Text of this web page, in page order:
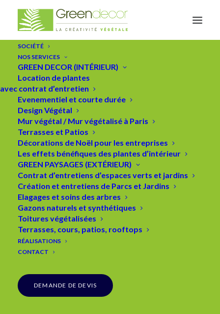
SOCIÉTÉ
NOS SERVICES
GREEN DECOR (INTÉRIEUR)
Location de plantes
avec contrat d’entretien
Evenementiel et courte durée
Design Végétal
Mur végétal / Mur végétalisé à Paris
Terrasses et Patios
Décorations de Noël pour les entreprises
Les effets bénéfiques des plantes d’intérieur
GREEN PAYSAGES (EXTÉRIEUR)
Contrat d’entretiens d’espaces verts et jardins
Création et entretiens de Parcs et Jardins
Elagages et soins des arbres
Gazons naturels et synthétiques
Toitures végétalisées
Terrasses, cours, patios, rooftops
RÉALISATIONS
CONTACT
DEMANDE DE DEVIS
actualités
15 JUILLET 2018 | INNON CLASSÉ | BYGREEN DECOR